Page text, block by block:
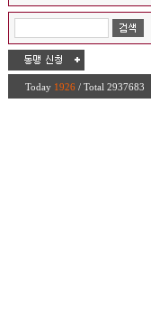
Today 1926/ Total 2937683